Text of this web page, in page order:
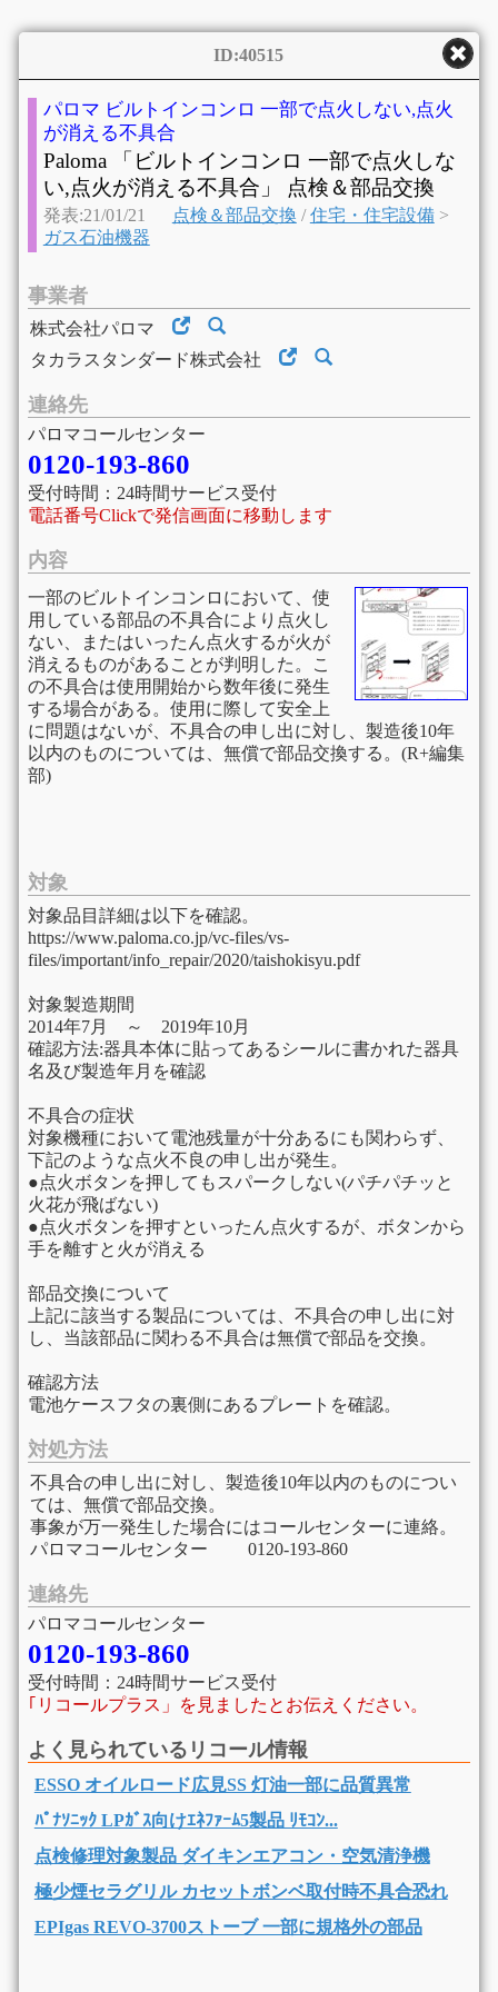
ID:40515
パロマ ビルトインコンロ 一部で点火しない,点火
が消える不具合
Paloma 「ビルトインコンロ 一部で点火しな
い,点火が消える不具合」 点検＆部品交換
発表:21/01/21 点検＆部品交換 /住宅・住宅設備>
ガス石油機器
事業者
株式会社パロマ
タカラスタンダード株式会社
連絡先
パロマコールセンター
0120-193-860
受付時間：24時間サービス受付
電話番号Clickで発信画面に移動します
内容
一部のビルトインコンロにおいて、使
用している部品の不具合により点火し
ない、またはいったん点火するが火が
消えるものがあることが判明した。こ
の不具合は使用開始から数年後に発生
する場合がある。使用に際して安全上
に問題はないが、不具合の申し出に対し、製造後10年
以内のものについては、無償で部品交換する。(R+編集
部)
対象
対象品目詳細は以下を確認。
https://www.paloma.co.jp/vc-files/vs-
files/important/info_repair/2020/taishokisyu.pdf
対象製造期間
2014年7月 ～ 2019年10月
確認方法:器具本体に貼ってあるシールに書かれた器具
名及び製造年月を確認
不具合の症状
対象機種において電池残量が十分あるにも関わらず、
下記のような点火不良の申し出が発生。
●点火ボタンを押してもスパークしない(パチパチッと
火花が飛ばない)
●点火ボタンを押すといったん点火するが、ボタンから
手を離すと火が消える
部品交換について
上記に該当する製品については、不具合の申し出に対
し、当該部品に関わる不具合は無償で部品を交換。
確認方法
電池ケースフタの裏側にあるプレートを確認。
対処方法
不具合の申し出に対し、製造後10年以内のものについ
ては、無償で部品交換。
事象が万一発生した場合にはコールセンターに連絡。
パロマコールセンター 0120-193-860
連絡先
パロマコールセンター
0120-193-860
受付時間：24時間サービス受付
｢リコールプラス」を見ましたとお伝えください。
よく見られているリコール情報
ESSO オイルロード広見SS 灯油一部に品質異常
ﾊﾟﾅｿﾆｯｸ LPｶﾞｽ向けｴﾈﾌｧｰﾑ5製品 ﾘﾓｺﾝ...
点検修理対象製品 ダイキンエアコン・空気清浄機
極少煙セラグリル カセットボンベ取付時不具合恐れ
EPIgas REVO-3700ストーブ 一部に規格外の部品